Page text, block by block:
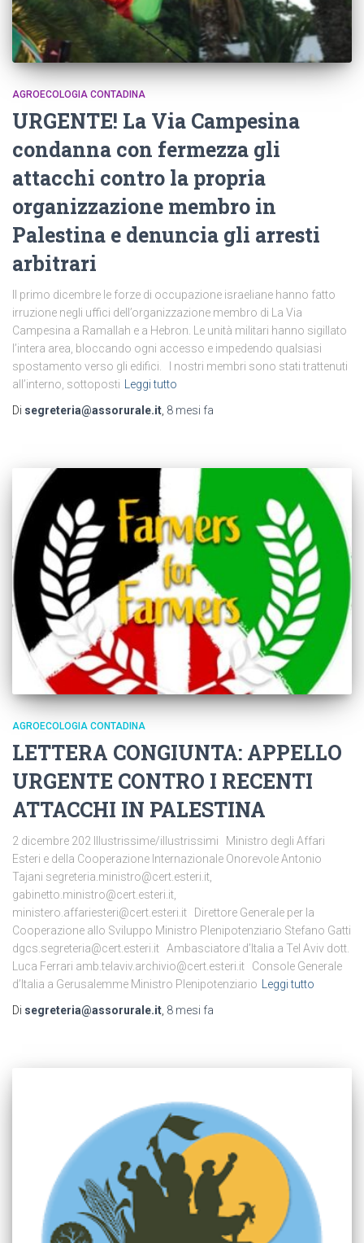
AGROECOLOGIA CONTADINA
URGENTE! La Via Campesina
condanna con fermezza gli
attacchi contro la propria
organizzazione membro in
Palestina e denuncia gli arresti
arbitrari
Il primo dicembre le forze di occupazione israeliane hanno fatto
irruzione negli uffici dell’organizzazione membro di La Via
Campesina a Ramallah e a Hebron. Le unità militari hanno sigillato
l’intera area, bloccando ogni accesso e impedendo qualsiasi
spostamento verso gli edifici. I nostri membri sono stati trattenuti
all’interno, sottoposti
Leggi tutto
Di segreteria@assorurale.it 8 mesi fa
AGROECOLOGIA CONTADINA
LETTERA CONGIUNTA: APPELLO
URGENTE CONTRO I RECENTI
ATTACCHI IN PALESTINA
2 dicembre 202 Illustrissime/illustrissimi Ministro degli Affari
Esteri e della Cooperazione Internazionale Onorevole Antonio
Tajani segreteria.ministro@cert.esteri.it,
gabinetto.ministro@cert.esteri.it,
ministero.affariesteri@cert.esteri.it Direttore Generale per la
Cooperazione allo Sviluppo Ministro Plenipotenziario Stefano Gatti
dgcs.segreteria@cert.esteri.it Ambasciatore d’Italia a Tel Aviv dott.
Luca Ferrari amb.telaviv.archivio@cert.esteri.it Console Generale
d’Italia a Gerusalemme Ministro Plenipotenziario Leggi tutto
Di segreteria@assorurale.it, 8 mesi fa